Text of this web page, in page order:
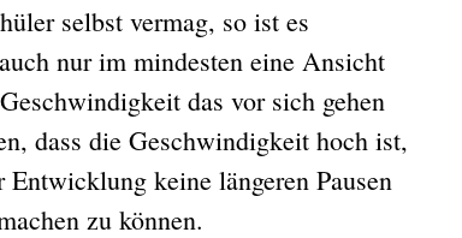
selbst vermag, so ist es
nur im mindesten eine Ansicht
das vor sich gehen
dass die Geschwindigkeit hoch ist,
keine längeren Pausen
zu können.